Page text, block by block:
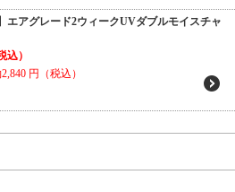
エアグレード2ウィークUVダブルモイスチャ
込）
円（税込）